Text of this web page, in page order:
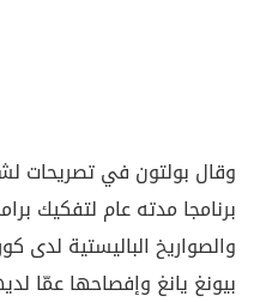
برنامجا مدته عام لتفكيك
والصواريخ الباليستية لدى
بيونغ يانغ وإفصاحها عمّا